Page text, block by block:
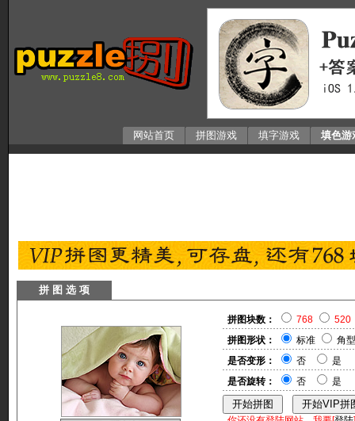
网站首页 拼图游戏 填字游戏 填色游
拼 图 选 项
拼图块数： 768
520
拼图形状：
标准
角型
是否变形：
否
是
是否旋转：
否 是